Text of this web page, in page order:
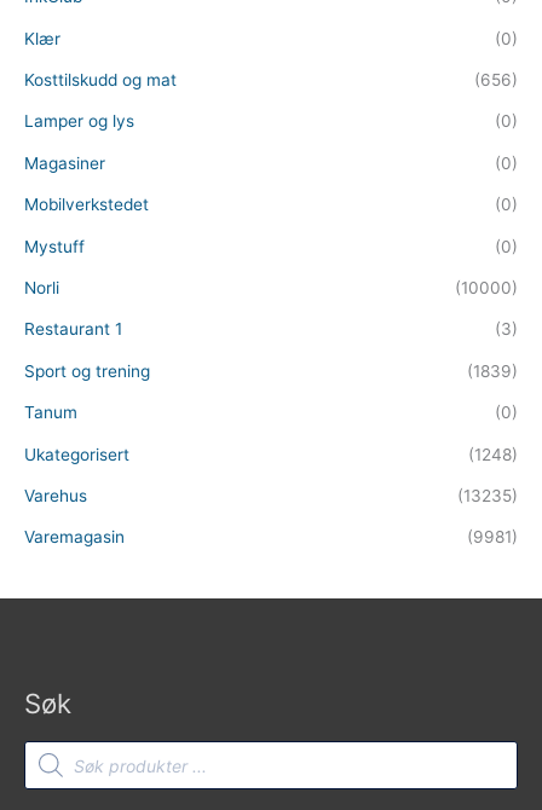
Klær (0)
Kosttilskudd og mat (656)
Lamper og lys (0)
Magasiner (0)
Mobilverkstedet (0)
Mystuff (0)
Norli (10000)
Restaurant 1 (3)
Sport og trening (1839)
Tanum (0)
Ukategorisert (1248)
Varehus (13235)
Varemagasin (9981)
Søk
Products
search